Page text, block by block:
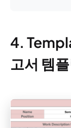
4.
고서 템